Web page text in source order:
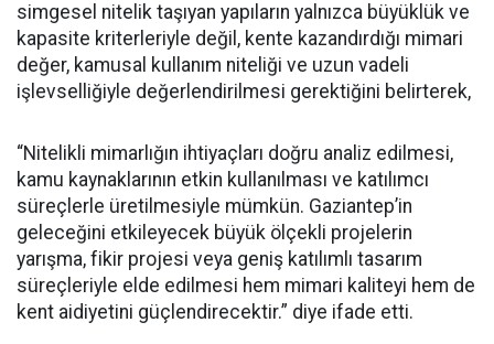
simgesel nitelik taşıyan yapıların yalnızca büyüklük ve
kapasite kriterleriyle değil, kente kazandırdığı mimari
değer, kamusal kullanım niteliği ve uzun vadeli
işlevselliğiyle değerlendirilmesi gerektiğini belirterek,
“Nitelikli mimarlığın ihtiyaçları doğru analiz edilmesi,
kamu kaynaklarının etkin kullanılması ve katılımcı
süreçlerle üretilmesiyle mümkün. Gaziantep’in
geleceğini etkileyecek büyük ölçekli projelerin
yarışma, fikir projesi veya geniş katılımlı tasarım
süreçleriyle elde edilmesi hem mimari kaliteyi hem de
kent aidiyetini güçlendirecektir.” diye ifade etti.